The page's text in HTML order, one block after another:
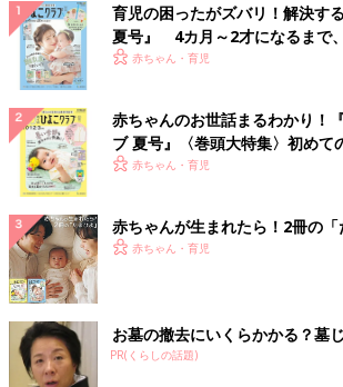
育児の困ったがズバリ！解決す
夏号』 4カ月～2才になるまで
いっぱい！
赤ちゃん・育児
赤ちゃんのお世話まるわかり！
ブ 夏号』〈巻頭大特集〉初めて
く！ おっぱい・ミルクの基本と
赤ちゃん・育児
赤ちゃんが生まれたら！2冊の「
赤ちゃん・育児
お墓の撤去にいくらかかる？墓
PR(くらしの話題)